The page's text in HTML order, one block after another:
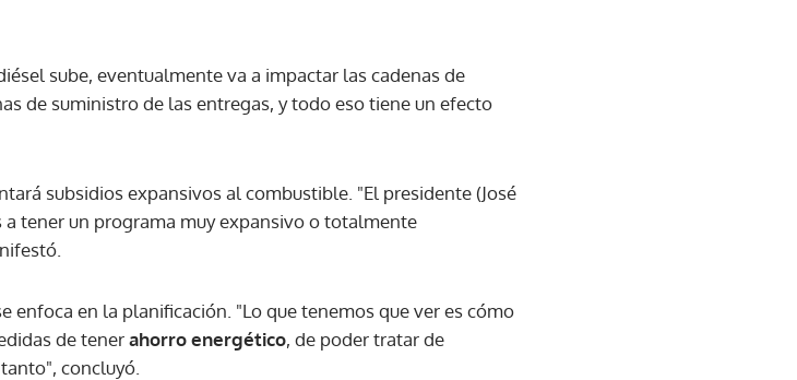
sube, eventualmente va a impactar las cadenas de
de suministro de las entregas, y todo eso tiene un efecto
subsidios expansivos al combustible. "El presidente (José
tener un programa muy expansivo o totalmente
enfoca en la planificación. "Lo que tenemos que ver es cómo
de tenerahorro energético, de poder tratar de
concluyó.